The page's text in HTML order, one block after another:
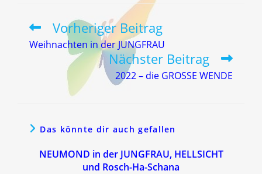
Weitere
Artikel
ansehen
Vorheriger Beitrag
Weihnachten in der JUNGFRAU
Nächster Beitrag
2022 – die GROSSE WENDE
Das könnte dir auch gefallen
NEUMOND in der JUNGFRAU, HELLSICHT
und Rosch-Ha-Schana